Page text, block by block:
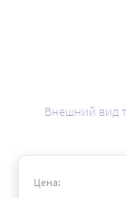
Внешний вид
Цена: